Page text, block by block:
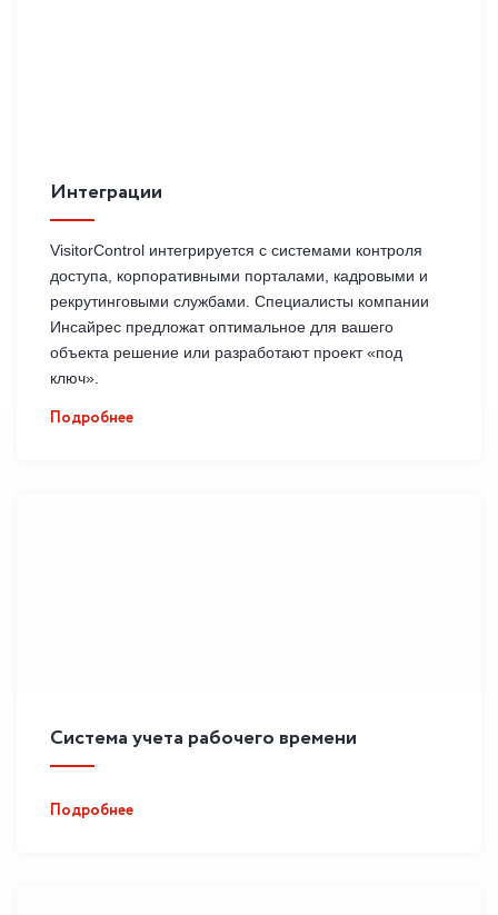
Интеграции
VisitorControl интегрируется с системами контроля
доступа, корпоративными порталами, кадровыми и
рекрутинговыми службами. Специалисты компании
Инсайрес предложат оптимальное для вашего
объекта решение или разработают проект «под
ключ».
Подробнее
Система учета рабочего времени
Подробнее